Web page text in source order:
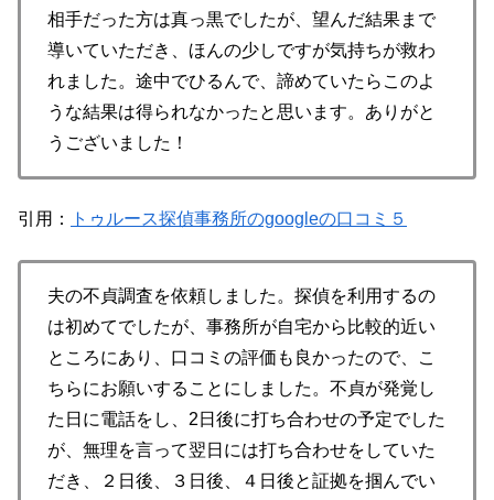
相手だった方は真っ黒でしたが、望んだ結果まで
導いていただき、ほんの少しですが気持ちが救わ
れました。途中でひるんで、諦めていたらこのよ
うな結果は得られなかったと思います。ありがと
うございました！
引用： トゥルース探偵事務所のgoogleの口コミ５
夫の不貞調査を依頼しました。探偵を利用するの
は初めてでしたが、事務所が自宅から比較的近い
ところにあり、口コミの評価も良かったので、こ
ちらにお願いすることにしました。不貞が発覚し
た日に電話をし、2日後に打ち合わせの予定でした
が、無理を言って翌日には打ち合わせをしていた
だき、２日後、３日後、４日後と証拠を掴んでい